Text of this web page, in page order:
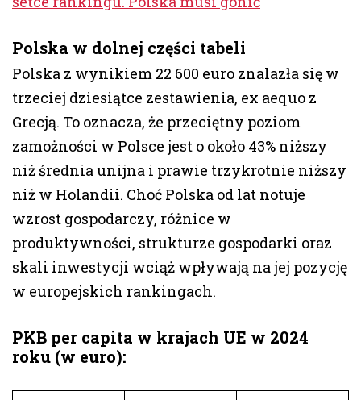
Polska w dolnej części tabeli
Polska z wynikiem 22 600 euro znalazła się w
trzeciej dziesiątce zestawienia, ex aequo z
Grecją. To oznacza, że przeciętny poziom
zamożności w Polsce jest o około 43% niższy
niż średnia unijna i prawie trzykrotnie niższy
niż w Holandii. Choć Polska od lat notuje
wzrost gospodarczy, różnice w
produktywności, strukturze gospodarki oraz
skali inwestycji wciąż wpływają na jej pozycję
w europejskich rankingach.
PKB per capita w krajach UE w 2024
roku (w euro):